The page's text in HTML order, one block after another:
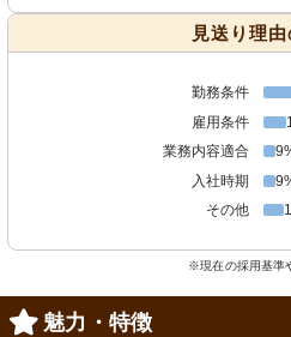
見送り理
勤務条件
雇用条件
業務内容適合
入社時期
その他
※現在の採用基準
魅力・特徴